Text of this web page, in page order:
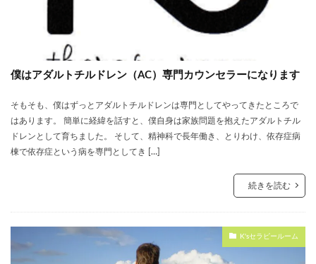
僕はアダルトチルドレン（AC）専門カウンセラーになります
そもそも、僕はずっとアダルトチルドレンは専門としてやってきたところで
はあります。 簡単に経緯を話すと、僕自身は家族問題を抱えたアダルトチル
ドレンとして育ちました。 そして、精神科で長年働き、とりわけ、依存症病
棟で依存症という病を専門としてき […]
続きを読む
K'sセラピールーム